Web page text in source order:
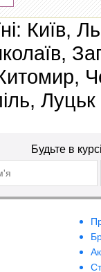
Київ,
Луцьк
Будьте в